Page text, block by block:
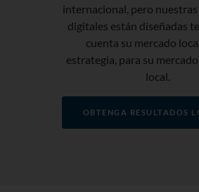
internacional, pero
digitales están diseñadas
cuenta su mercado
estrategia, para su
local.
OBTENGA RESULTADOS